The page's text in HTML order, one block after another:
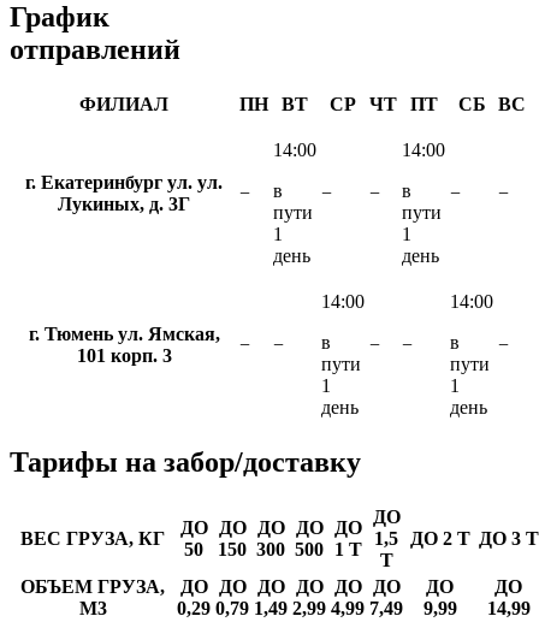
График
отправлений
ФИЛИАЛ ПН ВТ СР ЧТ ПТ СБ ВС
г. Екатеринбург ул. ул.
Лукиных, д. 3Г
−
14:00
в
пути
1
день
− −
14:00
в
пути
1
день
− −
г. Тюмень ул. Ямская,
101 корп. 3
− −
14:00
в
пути
1
день
− −
14:00
в
пути
1
день
−
Тарифы на забор/доставку
ВЕС ГРУЗА, КГ
ДО
50
ДО
150
ДО
300
ДО
500
ДО
1 Т
ДО
1,5
Т
ДО 2 Т ДО 3 Т
ОБЪЕМ ГРУЗА,
М3
ДО
0,29
ДО
0,79
ДО
1,49
ДО
2,99
ДО
4,99
ДО
7,49
ДО
9,99
ДО
14,99